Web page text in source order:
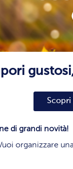
di grandi novità!
organizzare